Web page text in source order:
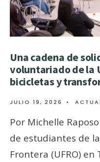
Una cadena de
voluntariado de la
bicicletas y
JULIO 19, 2026 •
Por Michelle
de estudiantes de
Frontera (UFRO)